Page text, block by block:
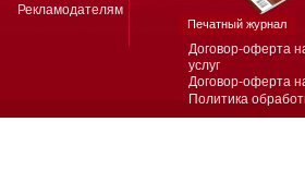
Договор-оферта
услуг
Договор-оферта
Политика
Рекламодателям
Печатный журнал